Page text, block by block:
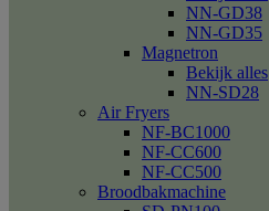
NN-GD38
NN-GD35
Magnetron
Bekijk alles
NN-SD28
Air Fryers
NF-BC1000
NF-CC600
NF-CC500
Broodbakmachine